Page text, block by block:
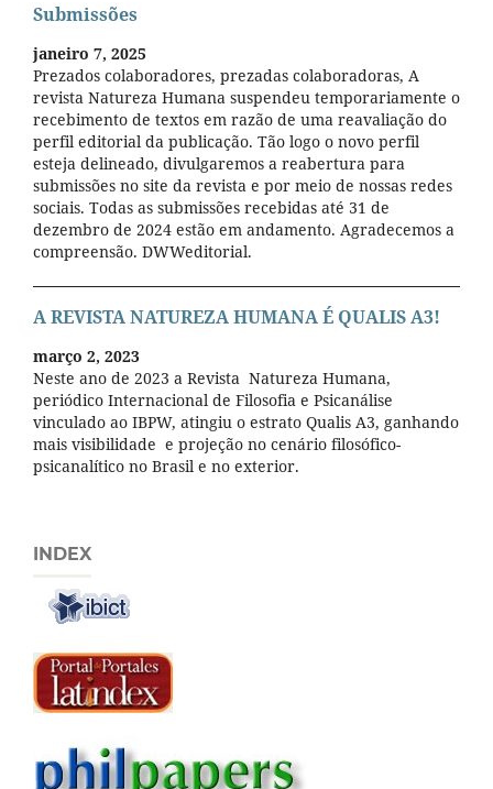
Submissões
janeiro 7, 2025
Prezados colaboradores, prezadas colaboradoras, A
revista Natureza Humana suspendeu temporariamente o
recebimento de textos em razão de uma reavaliação do
perfil editorial da publicação. Tão logo o novo perfil
esteja delineado, divulgaremos a reabertura para
submissões no site da revista e por meio de nossas redes
sociais. Todas as submissões recebidas até 31 de
dezembro de 2024 estão em andamento. Agradecemos a
compreensão. DWWeditorial.
A REVISTA NATUREZA HUMANA É QUALIS A3!
março 2, 2023
Neste ano de 2023 a Revista Natureza Humana,
periódico Internacional de Filosofia e Psicanálise
vinculado ao IBPW, atingiu o estrato Qualis A3, ganhando
mais visibilidade e projeção no cenário filosófico-
psicanalítico no Brasil e no exterior.
INDEX